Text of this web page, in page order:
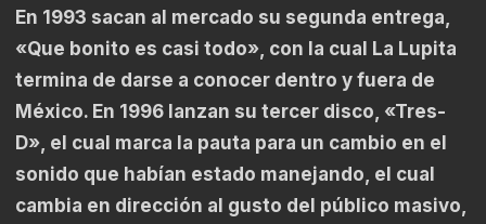
En 1993 sacan al mercado su segunda entrega,
«Que bonito es casi todo», con la cual La Lupita
termina de darse a conocer dentro y fuera de
México. En 1996 lanzan su tercer disco, «Tres-
D», el cual marca la pauta para un cambio en el
sonido que habían estado manejando, el cual
cambia en dirección al gusto del público masivo,